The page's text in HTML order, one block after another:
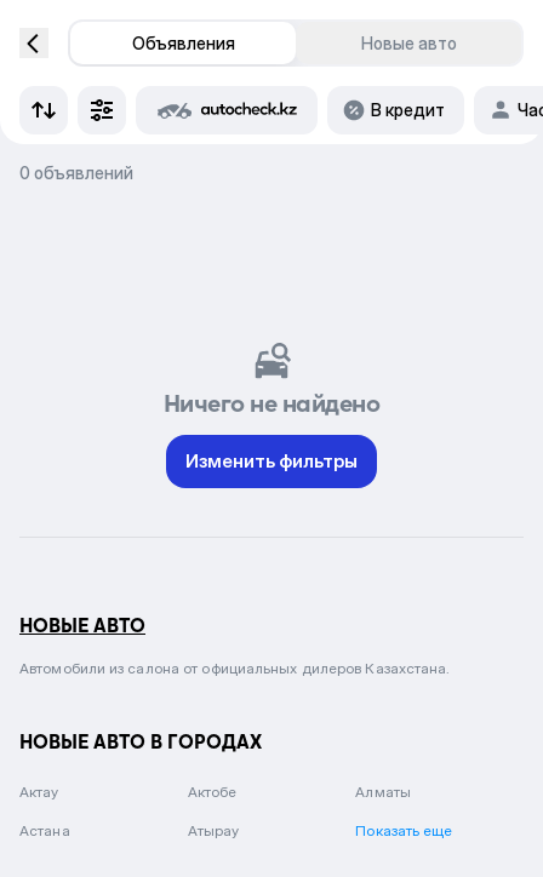
Объявления Новые авто
В кредит
0 объявлений
Ничего не найдено
Изменить фильтры
НОВЫЕ АВТО
Автомобили из салона от официальных дилеров Казахстана.
НОВЫЕ АВТО В ГОРОДАХ
Актау Актобе Алматы
Астана Атырау Показать еще